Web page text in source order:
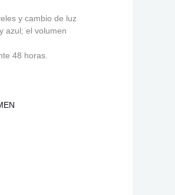
y cambio de luz
azul; el volumen
48 horas.